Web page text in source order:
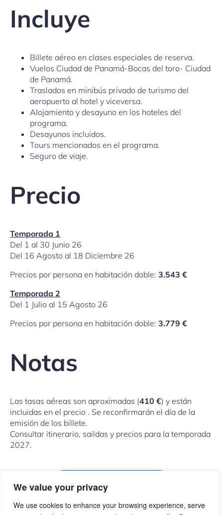
We value your privacy
We use cookies to enhance your browsing experience, serve
Incluye
Billete aéreo en clases especiales de reserva.
Vuelos Ciudad de Panamá-Bocas del toro- Ciudad
de Panamá.
Traslados en minibús privado de turismo del
aeropuerto al hotel y viceversa.
Alojamiento y desayuno en los hoteles del
programa.
Desayunos incluidos.
Tours mencionados en el programa.
Seguro de viaje.
Precio
Temporada 1
Del 1 al 30 Junio 26
Del 16 Agosto al 18 Diciembre 26
Precios por persona en habitación doble: 3.543 €
Temporada 2
Del 1 Julio al 15 Agosto 26
Precios por persona en habitación doble: 3.779 €
Notas
Las tasas aéreas son aproximadas (410 €) y están
incluidas en el precio . Se reconfirmarán el día de la
emisión de los billete.
Consultar itinerario, saildas y precios para la temporada
2027.